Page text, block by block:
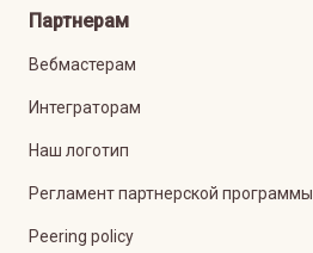
Партнерам
Вебмастерам
Интеграторам
Наш логотип
Регламент партнерской программы
Peering policy